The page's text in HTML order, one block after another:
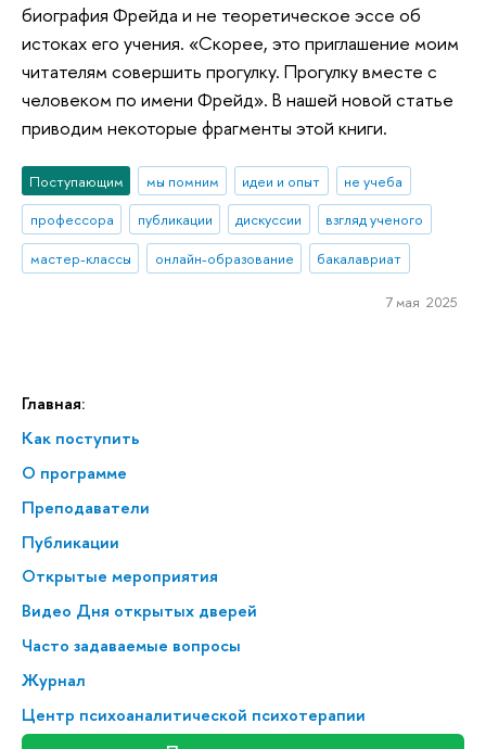
Главная:
Как поступить
О программе
Преподаватели
Публикации
Открытые мероприятия
Видео Дня открытых дверей
Часто задаваемые вопросы
Журнал
Центр психоаналитической психотерапии
биография Фрейда и не теоретическое эссе об
истоках его учения. «Скорее, это приглашение моим
читателям совершить прогулку. Прогулку вместе с
человеком по имени Фрейд». В нашей новой статье
приводим некоторые фрагменты этой книги.
Поступающим мы помним идеи и опыт
не учеба
профессора
публикации дискуссии
взгляд ученого
мастер-классы
онлайн-образование бакалавриат
7 мая 2025